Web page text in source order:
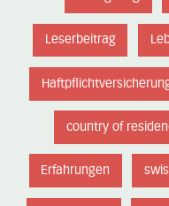
Leserbeitrag
country of
Erfahrungen